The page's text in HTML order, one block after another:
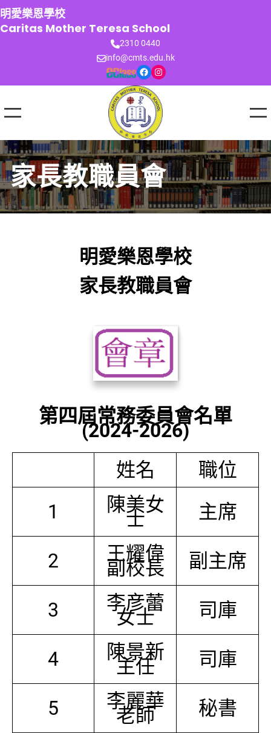
跳
至
主
明愛樂恩學校
Caritas Mother Teresa School
2310 0440
info@cmts.edu.hk
Facebook Instagram
家長教職員會
明愛樂恩學校
家長教職員會
第四屆常務委員會名單
(2024-2026)
姓名
職位
1
陳美女
士 主席
2 王耀偉
副校長 副主席
3 李彦蕾
女士 司庫
4 陳景新
主任 司庫
5 李麗華
老師 秘書